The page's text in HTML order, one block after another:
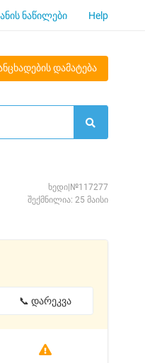
ნაწილები Help
დამატება
ხედი|№117277
შექმნილია: 25 მაისი
📞 დარეკვა